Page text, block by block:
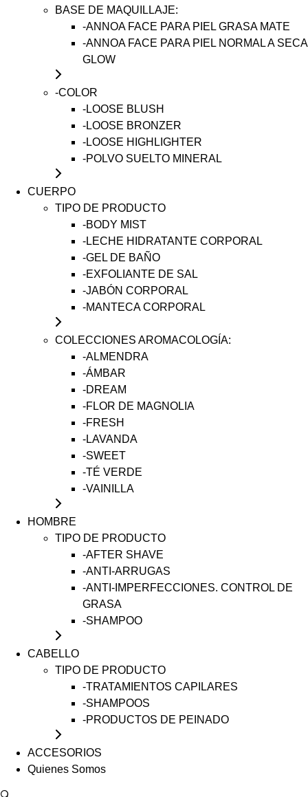
BASE DE MAQUILLAJE:
-ANNOA FACE PARA PIEL GRASA MATE
-ANNOA FACE PARA PIEL NORMAL A SECA
GLOW
-COLOR
-LOOSE BLUSH
-LOOSE BRONZER
-LOOSE HIGHLIGHTER
-POLVO SUELTO MINERAL
CUERPO
TIPO DE PRODUCTO
-BODY MIST
-LECHE HIDRATANTE CORPORAL
-GEL DE BAÑO
-EXFOLIANTE DE SAL
-JABÓN CORPORAL
-MANTECA CORPORAL
COLECCIONES AROMACOLOGÍA:
-ALMENDRA
-ÁMBAR
-DREAM
-FLOR DE MAGNOLIA
-FRESH
-LAVANDA
-SWEET
-TÉ VERDE
-VAINILLA
HOMBRE
TIPO DE PRODUCTO
-AFTER SHAVE
-ANTI-ARRUGAS
-ANTI-IMPERFECCIONES. CONTROL DE
GRASA
-SHAMPOO
CABELLO
TIPO DE PRODUCTO
-TRATAMIENTOS CAPILARES
-SHAMPOOS
-PRODUCTOS DE PEINADO
ACCESORIOS
Quienes Somos